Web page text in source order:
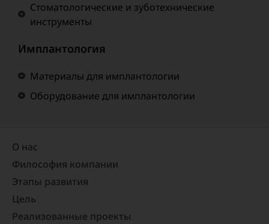
Стоматологические и зуботехнические
инструменты
Имплантология
Материалы для имплантологии
Оборудование для имплантологии
О нас
Философия компании
Этапы развития
Цель
Реализованные проекты​